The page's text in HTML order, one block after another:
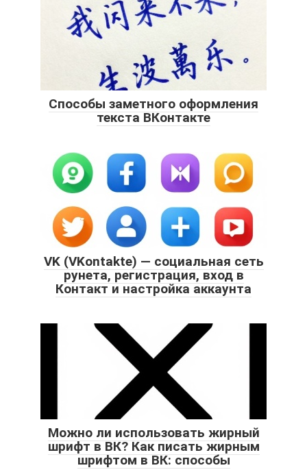
Способы заметного оформления
текста ВКонтакте
VK (VKontakte) — социальная сеть
рунета, регистрация, вход в
Контакт и настройка аккаунта
Можно ли использовать жирный
шрифт в ВК? Как писать жирным
шрифтом в ВК: способы